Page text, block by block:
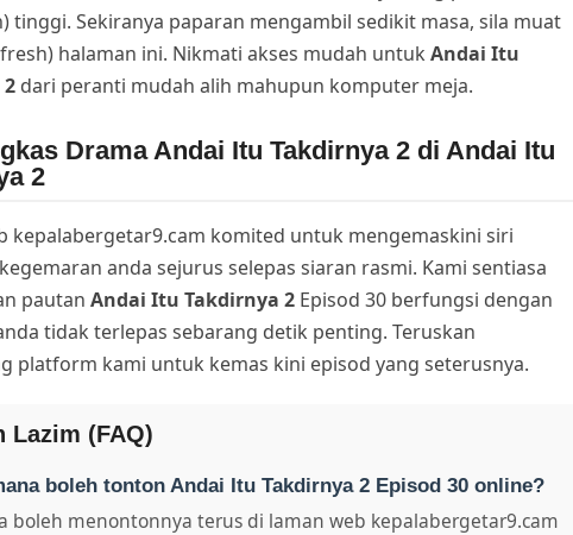
tinggi. Sekiranya paparan mengambil sedikit masa, sila muat
halaman ini. Nikmati akses mudah untuk Andai Itu
dari peranti mudah alih mahupun komputer meja.
Drama Andai Itu Takdirnya 2 di Andai Itu
2
kepalabergetar9.cam komited untuk mengemaskini siri
anda sejurus selepas siaran rasmi. Kami sentiasa
pautan Andai Itu Takdirnya 2Episod 30 berfungsi dengan
tidak terlepas sebarang detik penting. Teruskan
platform kami untuk kemas kini episod yang seterusnya.
Lazim (FAQ)
boleh tonton Andai Itu Takdirnya 2 Episod 30 online?
boleh menontonnya terus di laman web kepalabergetar9.cam